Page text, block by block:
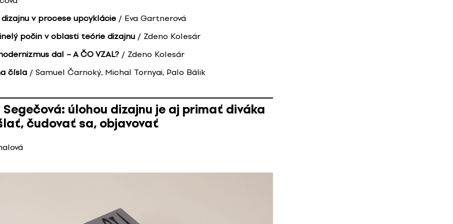
dizajnu v procese upcyklácie / Eva Gartnerová
počin v oblasti teórie dizajnu/ Zdeno Kolesár
dal – A ČO VZAL?/ Zdeno Kolesár
čísla/ Samuel Čarnoký, Michal Tornyai, Palo Bálik
Segečová: úlohou dizajnu je aj primať diváka
čudovať sa, objavovať